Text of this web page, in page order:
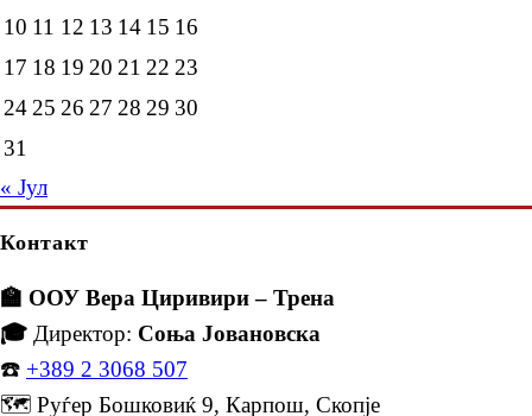
10 11 12 13 14 15 16
17 18 19 20 21 22 23
24 25 26 27 28 29 30
31
« Јул
Контакт
🏫 ООУ Вера Циривири – Трена
🎓 Директор: Соња Јовановска
☎️ +389 2 3068 507
🗺️ Руѓер Бошковиќ 9, Карпош, Скопје